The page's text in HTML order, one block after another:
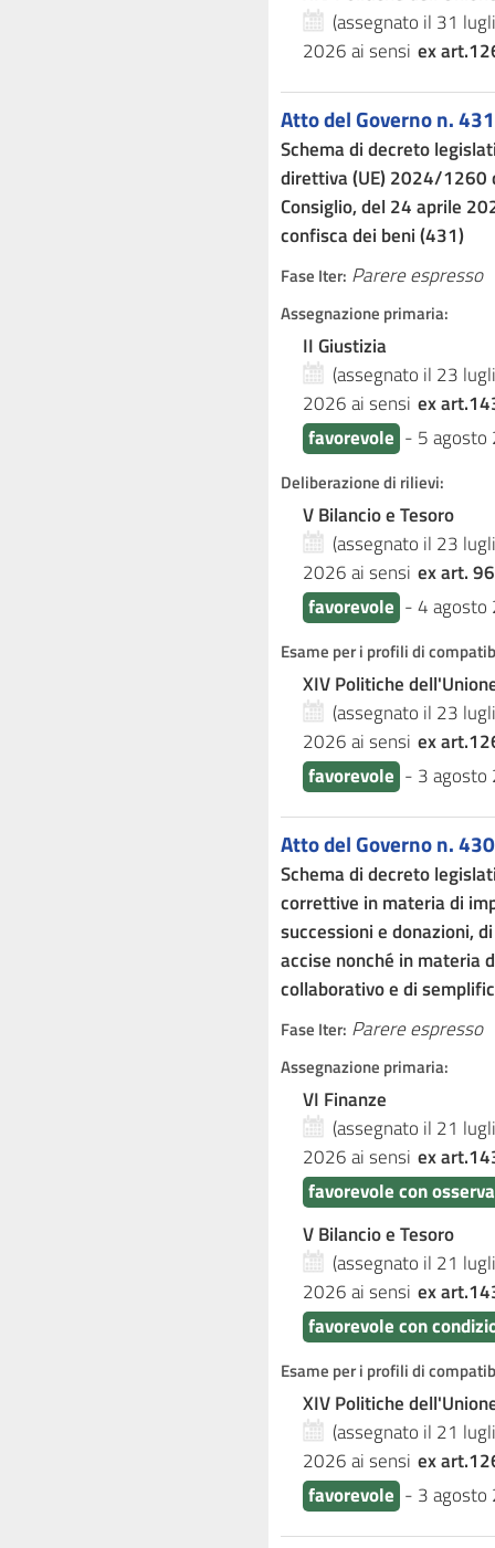
(assegnato il 31
2026ai sensi ex
Atto del Governo n. 431
Schema di decreto
direttiva (UE) 2024/1260
Consiglio, del 24 aprile
confisca dei beni (431)
Fase Iter: Parere espresso
Assegnazione primaria:
II Giustizia
(assegnato il 23
2026ai sensi ex
favorevole - 5
Deliberazione di rilievi:
V Bilancio e Tesoro
(assegnato il 23
2026ai sensi ex art.
favorevole -4 agosto
Esame per i profili di
XIV Politiche
(assegnato il 23
2026ai sensi ex
favorevole - 3
Atto del Governo n. 430
Schema di decreto
correttive in materia di
successioni e donazioni,
accise nonché in materia
collaborativo e di
Fase Iter: Parere espresso
Assegnazione primaria:
VI Finanze
(assegnato il 21
2026ai sensi ex
favorevole con
V Bilancio e Tesoro
(assegnato il 21
2026ai sensi ex
favorevole con
Esame per i profili di
XIV Politiche
(assegnato il 21
2026ai sensi ex
favorevole - 3